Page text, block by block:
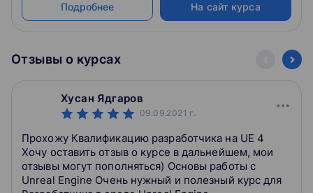
Подробнее На сайт курса
Отзывы о курсах
Хусан Ядгаров
09.09.2021 г.
Прохожу Квалификацию разработчика на UE 4
Хочу оставить отзыв о курсе в дальнейшем, мои
отзывы могут пополняться) Основы работы с
Unreal Engine Очень нужный и полезный курс для